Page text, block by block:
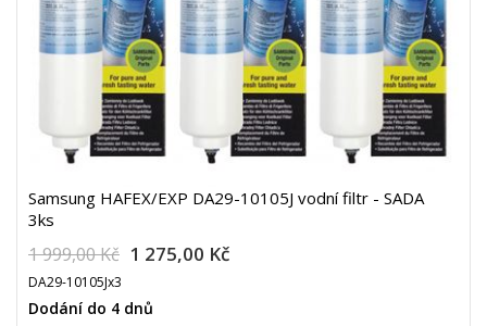
Samsung HAFEX/EXP DA29-10105J vodní filtr - SADA
3ks
1 999,00 Kč 1 275,00 Kč
DA29-10105Jx3
Dodání do 4 dnů